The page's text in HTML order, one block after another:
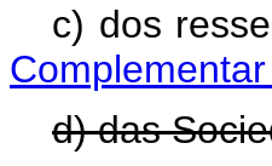
c) dos
d) das